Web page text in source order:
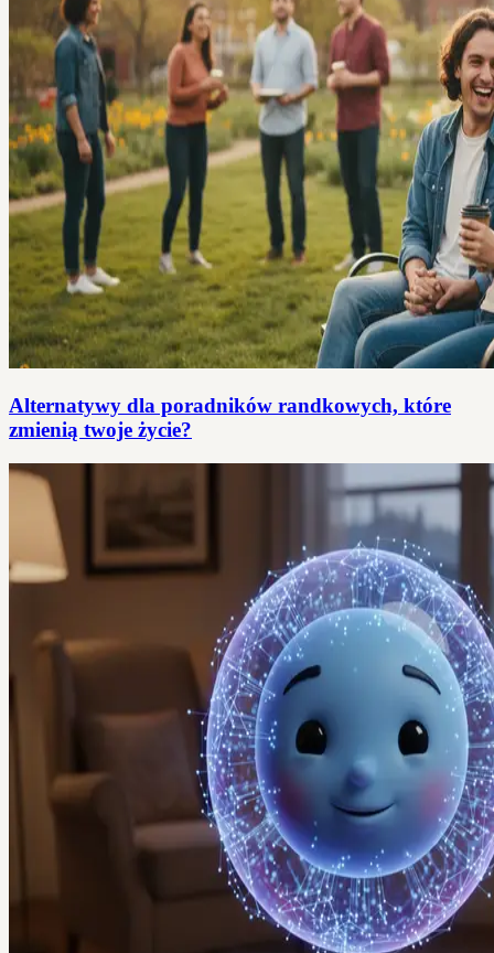
Alternatywy dla poradników randkowych, które
zmienią twoje życie?